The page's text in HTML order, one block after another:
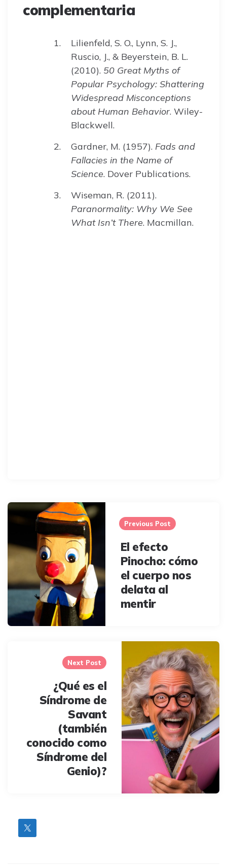
complementaria
Lilienfeld, S. O., Lynn, S. J.,
Ruscio, J., & Beyerstein, B. L.
(2010). 50 Great Myths of
Popular Psychology: Shattering
Widespread Misconceptions
about Human Behavior. Wiley-
Blackwell.
Gardner, M. (1957). Fads and
Fallacies in the Name of
Science. Dover Publications.
Wiseman, R. (2011).
Paranormality: Why We See
What Isn’t There. Macmillan.
Post
navigation
Previous Post
El efecto
Pinocho: cómo
el cuerpo nos
delata al
mentir
Next Post
¿Qué es el
Síndrome de
Savant
(también
conocido como
Síndrome del
Genio)?